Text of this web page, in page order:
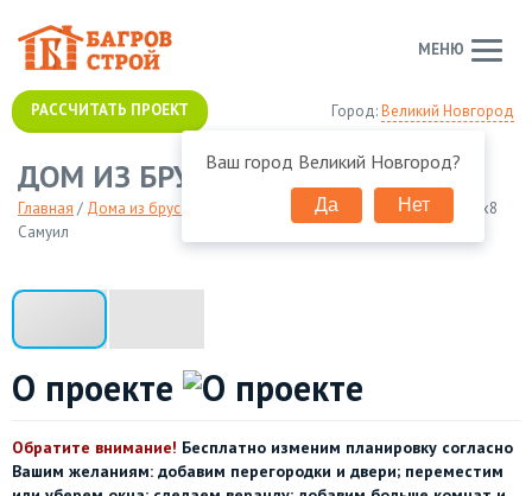
Город:Великий Новгород
Ваш город Великий Новгород?
Да Нет
РАССЧИТАТЬ ПРОЕКТ
МЕНЮ
ДОМ ИЗ БРУСА 6Х8 САМУИЛ
Главная / Дома из бруса Дачные дома из бруса
Дом из бруса 6х8
Самуил
О проекте
Обратите внимание! Бесплатно изменим планировку согласно
Вашим желаниям: добавим перегородки и двери; переместим